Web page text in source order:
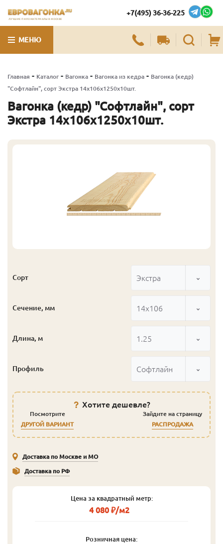
ЛУЧШИЕ ПИЛОМАТЕРИАЛЫ В МОСКВЕ
+7(495) 36-36-225
МЕНЮ
Главная - Каталог - Вагонка - Вагонка из кедра - Вагонка (кедр)
"Софтлайн", сорт Экстра 14х106х1250х10шт.
Вагонка (кедр) "Софтлайн", сорт
Экстра 14х106х1250х10шт.
Сорт Экстра
Сечение, мм 14x106
Длина, м 1.25
Профиль Софтлайн
Хотите дешевле?
Посмотрите
ДРУГОЙ ВАРИАНТ
Зайдите на страницу
РАСПРОДАЖА
Доставка по Москве и МО
Доставка по РФ
Цена за квадратный метр:
4 080 ₽/м2
Розничная цена: